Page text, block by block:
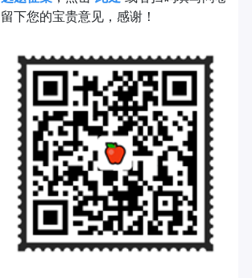
留下您的宝贵意见，感谢！